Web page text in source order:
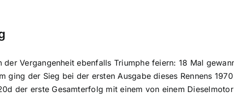
Vergangenheit ebenfalls Triumphe feiern: 18 Mal
ging der Sieg bei der ersten Ausgabe dieses Rennens
der erste Gesamterfolg mit einem von einem